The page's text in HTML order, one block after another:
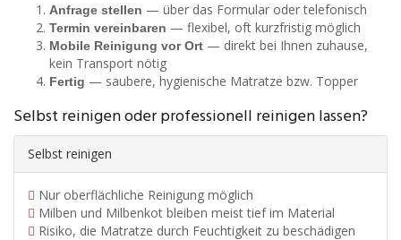
Anfrage stellen — über das Formular oder telefonisch
Termin vereinbaren — flexibel, oft kurzfristig möglich
Mobile Reinigung vor Ort — direkt bei Ihnen zuhause,
kein Transport nötig
Fertig — saubere, hygienische Matratze bzw. Topper
Selbst reinigen oder professionell reinigen lassen?
Selbst reinigen
Nur oberflächliche Reinigung möglich
Milben und Milbenkot bleiben meist tief im Material
Risiko, die Matratze durch Feuchtigkeit zu beschädigen